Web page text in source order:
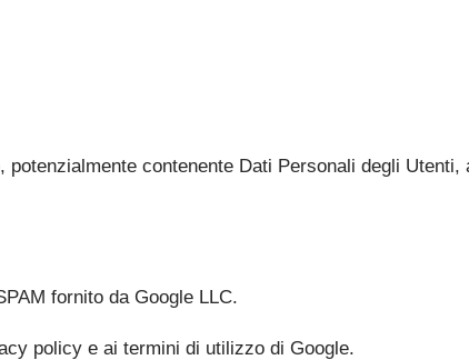
contenente Dati Personali degli
fornito da Google LLC.
policy e ai termini di utilizzo di Google.